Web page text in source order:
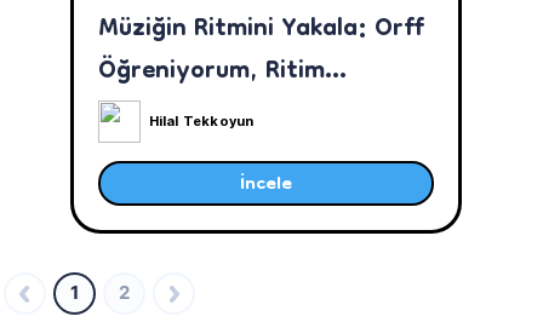
Müziğin Ritmini Yakala: Orff
Öğreniyorum, Ritim
Tutuyorum!
Hilal Tekkoyun
İncele
1 2